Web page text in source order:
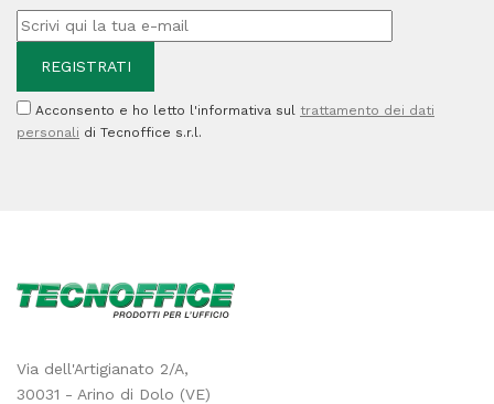
Acconsento e ho letto l'informativa sul trattamento dei dati
personali di Tecnoffice s.r.l.
Via dell'Artigianato 2/A,
30031 - Arino di Dolo (VE)